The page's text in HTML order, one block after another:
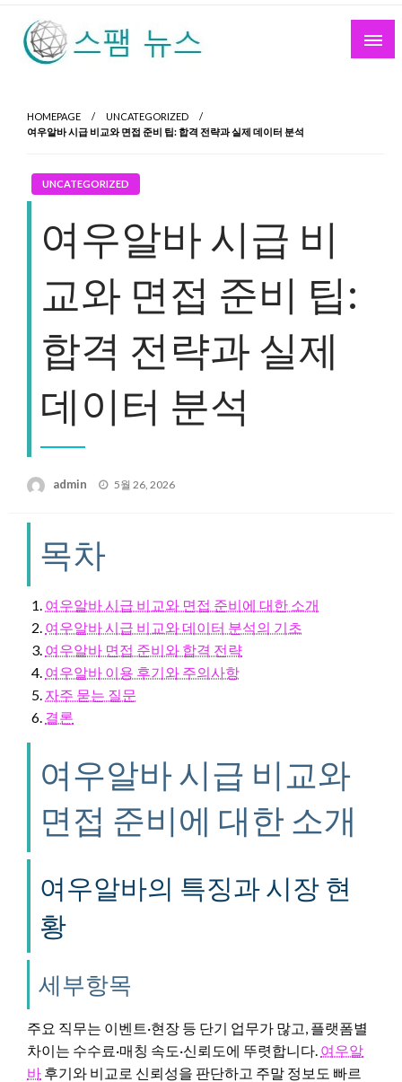
Skip
content
스팸 뉴스
HOMEPAGE
UNCATEGORIZED
여우알바 시급 비교와 면접 준비 팁: 합격 전략과 실제 데이터 분석
UNCATEGORIZED
여우알바 시급 비
교와 면접 준비 팁:
합격 전략과 실제
데이터 분석
admin
Posted
5월 26, 2026
목차
여우알바 시급 비교와 면접 준비에 대한 소개
여우알바 시급 비교와 데이터 분석의 기초
여우알바 면접 준비와 합격 전략
여우알바 이용 후기와 주의사항
자주 묻는 질문
결론
여우알바 시급 비교와
면접 준비에 대한 소개
여우알바의 특징과 시장 현
황
세부항목
주요 직무는 이벤트·현장 등 단기 업무가 많고, 플랫폼별
차이는 수수료·매칭 속도·신뢰도에 뚜렷합니다. 여우알
바 후기와 비교로 신뢰성을 판단하고 주말 정보도 빠르